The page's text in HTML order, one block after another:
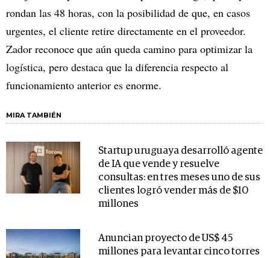
rondan las 48 horas, con la posibilidad de que, en casos
urgentes, el cliente retire directamente en el proveedor.
Zador reconoce que aún queda camino para optimizar la
logística, pero destaca que la diferencia respecto al
funcionamiento anterior es enorme.
MIRA TAMBIÉN
Startup uruguaya desarrolló agente
de IA que vende y resuelve
consultas: en tres meses uno de sus
clientes logró vender más de $10
millones
Anuncian proyecto de US$ 45
millones para levantar cinco torres